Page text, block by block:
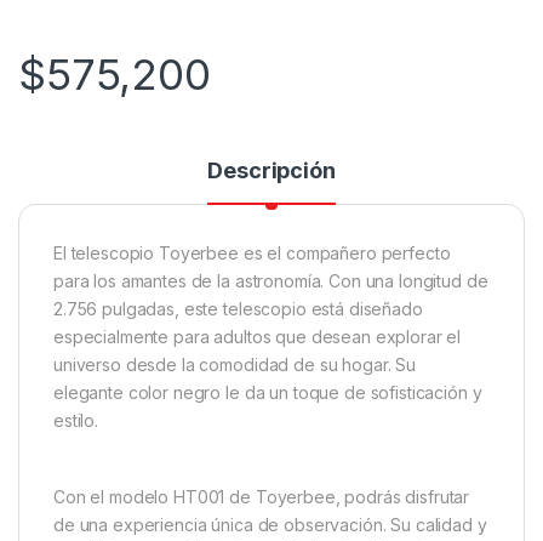
$575,200
Descripción
El telescopio Toyerbee es el compañero perfecto
para los amantes de la astronomía. Con una longitud de
2.756 pulgadas, este telescopio está diseñado
especialmente para adultos que desean explorar el
universo desde la comodidad de su hogar. Su
elegante color negro le da un toque de sofisticación y
estilo.
Con el modelo HT001 de Toyerbee, podrás disfrutar
de una experiencia única de observación. Su calidad y